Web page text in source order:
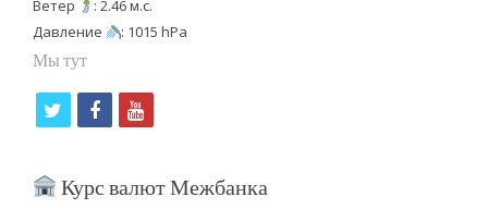
Ветер
: 2.46 м.с.
Давление
: 1015 hPa
Мы тут
i
f
c
y
u
Курс валют Межбанка